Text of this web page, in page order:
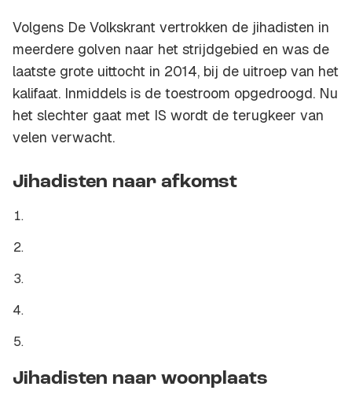
Volgens De Volkskrant vertrokken de jihadisten in
meerdere golven naar het strijdgebied en was de
laatste grote uittocht in 2014, bij de uitroep van het
kalifaat. Inmiddels is de toestroom opgedroogd. Nu
het slechter gaat met IS wordt de terugkeer van
velen verwacht.
Jihadisten naar afkomst
Jihadisten naar woonplaats